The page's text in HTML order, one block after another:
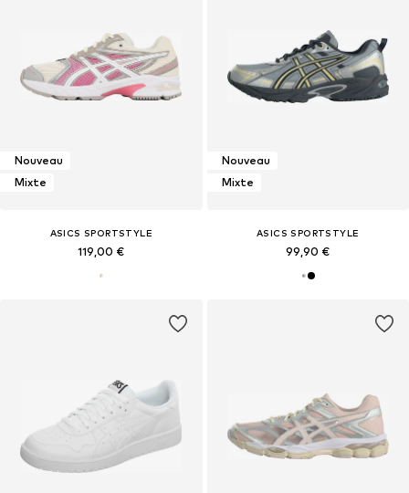
Nouveau
Mixte
ASICS SPORTSTYLE
119,00 €
Nouveau
Mixte
ASICS SPORTSTYLE
99,90 €